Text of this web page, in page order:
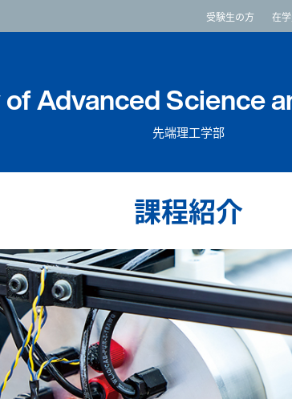
受験生の方 在
Advanced Science
先端理工学部
課程紹介